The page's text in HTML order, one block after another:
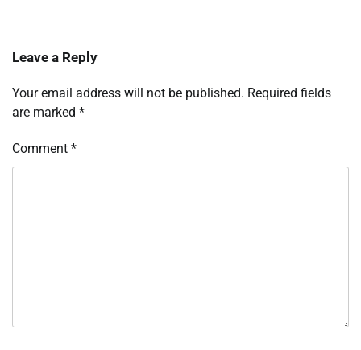
Leave a Reply
Your email address will not be published. Required fields
are marked *
Comment *